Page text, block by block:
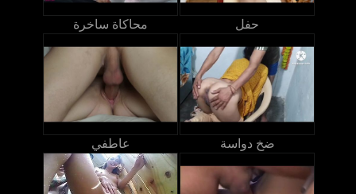
محاكاة ساخرة حفل
عاطفي ضخ دواسة